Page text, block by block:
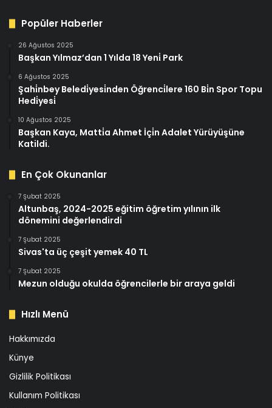
Popüler Haberler
26 Ağustos 2025
Başkan Yılmaz’dan 1 Yılda 18 Yeni̇ Park
6 Ağustos 2025
Şahi̇nbey Beledi̇yesi̇nden Öğrenci̇lere 160 Bi̇n Spor Topu
Hedi̇yesi̇
10 Ağustos 2025
Başkan Kaya, Matti̇a Ahmet İçi̇n Adalet Yürüyüşüne
Katildi.
En Çok Okunanlar
7 Şubat 2025
Altunbaş, 2024-2025 eğitim öğretim yılının ilk
dönemini değerlendirdi
7 Şubat 2025
Sivas'ta üç çeşit yemek 40 TL
7 Şubat 2025
Mezun olduğu okulda öğrencilerle bir araya geldi
Hızlı Menü
Hakkımızda
Künye
Gizlilik Politikası
Kullanım Politikası